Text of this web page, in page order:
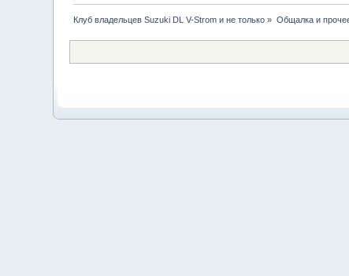
Клуб владельцев Suzuki DL V-Strom и не только » Общалка и